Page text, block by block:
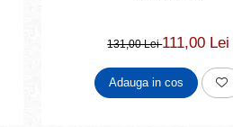
131,00 Lei111,00 Lei
Adauga in cos